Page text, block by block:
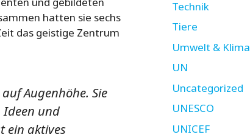
hatten sie sechs
das geistige Zentrum
Augenhöhe. Sie
Ideen und
ein aktives
Technik
Tiere
Umwelt & Klima
UN
Uncategorized
UNESCO
UNICEF